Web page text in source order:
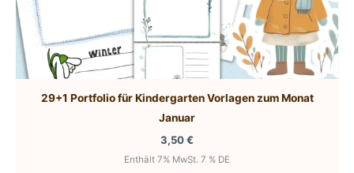
29+1 Portfolio für Kindergarten Vorlagen zum Monat
Januar
3,50€
Enthält 7% MwSt. 7 % DE